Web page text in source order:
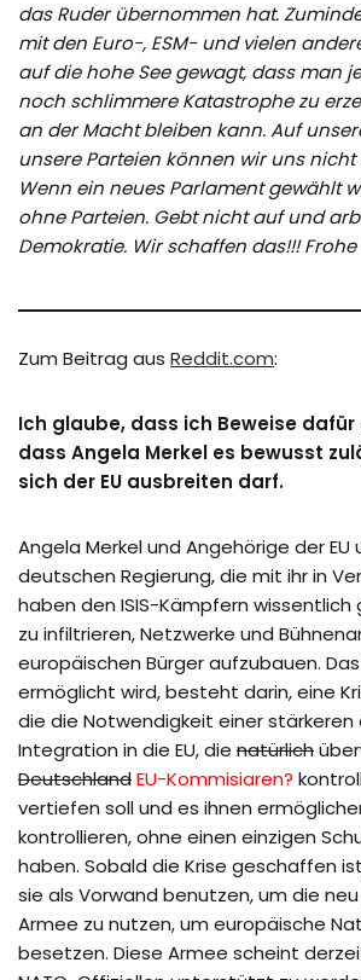
das Ruder übernommen hat.
mit den Euro-, ESM- und vielen
auf die hohe See gewagt, dass man
noch schlimmere Katastrophe zu
an der Macht bleiben kann. Auf
unsere Parteien können wir uns
Wenn ein neues Parlament gewählt
ohne Parteien. Gebt nicht auf und
Demokratie. Wir schaffen das!!!
Zum Beitrag aus Reddit.com:
Ich glaube, dass ich Beweise
dass Angela Merkel es bewusst
sich der EU ausbreiten darf.
Angela Merkel und Angehörige der EU
deutschen Regierung, die mit ihr in
haben den ISIS-Kämpfern
zu infiltrieren, Netzwerke und
europäischen Bürger aufzubauen.
ermöglicht wird, besteht darin, eine
die die Notwendigkeit einer stärkeren
Integration in die EU, die natürlich
DeutschlandEU-Kommisiaren?
vertiefen soll und es ihnen
kontrollieren, ohne einen einzigen
haben. Sobald die Krise geschaffen
sie als Vorwand benutzen, um die
Armee zu nutzen, um europäische
besetzen. Diese Armee scheint